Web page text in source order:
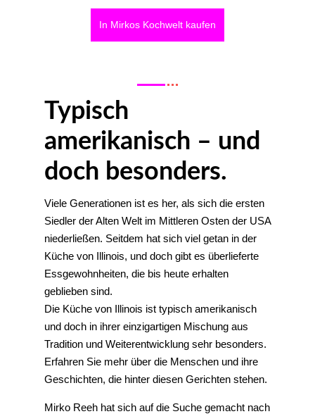
In Mirkos Kochwelt kaufen
Typisch
amerikanisch – und
doch besonders.
Viele Generationen ist es her, als sich die ersten
Siedler der Alten Welt im Mittleren Osten der USA
niederließen. Seitdem hat sich viel getan in der
Küche von Illinois, und doch gibt es überlieferte
Essgewohnheiten, die bis heute erhalten
geblieben sind.
Die Küche von Illinois ist typisch amerikanisch
und doch in ihrer einzigartigen Mischung aus
Tradition und Weiterentwicklung sehr besonders.
Erfahren Sie mehr über die Menschen und ihre
Geschichten, die hinter diesen Gerichten stehen.
Mirko Reeh hat sich auf die Suche gemacht nach